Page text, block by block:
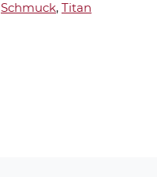
Schmuck, Titan